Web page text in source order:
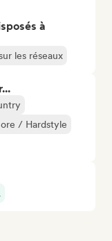
à
les réseaux
/ Hardstyle